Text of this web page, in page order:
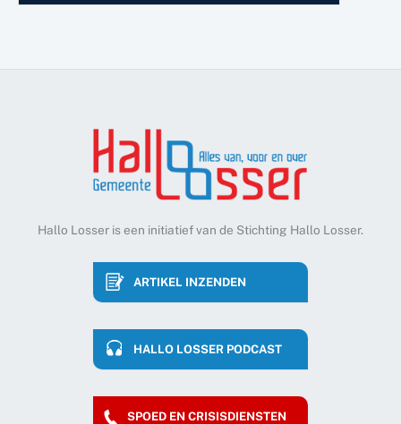
Hallo Losser is een initiatief van de Stichting Hallo Losser.
ARTIKEL INZENDEN
HALLO LOSSER PODCAST
SPOED EN CRISISDIENSTEN